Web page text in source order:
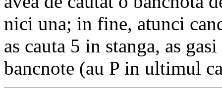
nici una; in fine, atunci
as cauta 5 in stanga, as
bancnote (au P in ultimul